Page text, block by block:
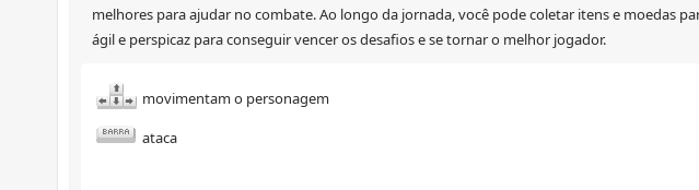
melhores para ajudar no combate. Ao longo da jornada, você pode coletar itens e moedas
ágil e perspicaz para conseguir vencer os desafios e se tornar o melhor jogador.
movimentam o personagem
ataca